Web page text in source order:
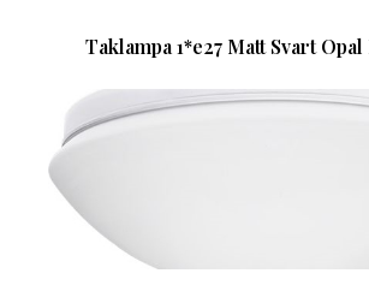
Taklampa 1*e27 Matt Svart